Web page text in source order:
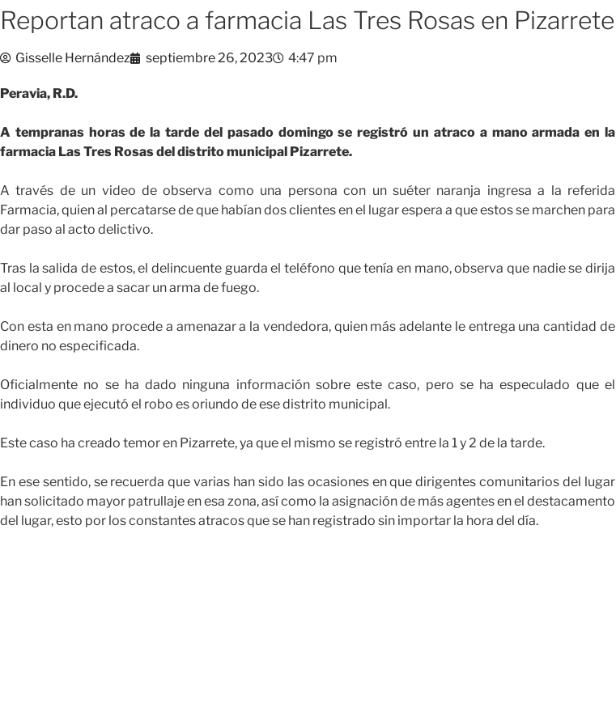
Reportan atraco a farmacia Las Tres Rosas en Pizarrete
Gisselle Hernández septiembre 26, 2023 4:47 pm
Peravia, R.D.
A tempranas horas de la tarde del pasado domingo se registró un atraco a mano armada en la
farmacia Las Tres Rosas del distrito municipal Pizarrete.
A través de un video de observa como una persona con un suéter naranja ingresa a la referida
Farmacia, quien al percatarse de que habían dos clientes en el lugar espera a que estos se marchen para
dar paso al acto delictivo.
Tras la salida de estos, el delincuente guarda el teléfono que tenía en mano, observa que nadie se dirija
al local y procede a sacar un arma de fuego.
Con esta en mano procede a amenazar a la vendedora, quien más adelante le entrega una cantidad de
dinero no especificada.
Oficialmente no se ha dado ninguna información sobre este caso, pero se ha especulado que el
individuo que ejecutó el robo es oriundo de ese distrito municipal.
Este caso ha creado temor en Pizarrete, ya que el mismo se registró entre la 1 y 2 de la tarde.
En ese sentido, se recuerda que varias han sido las ocasiones en que dirigentes comunitarios del lugar
han solicitado mayor patrullaje en esa zona, así como la asignación de más agentes en el destacamento
del lugar, esto por los constantes atracos que se han registrado sin importar la hora del día.